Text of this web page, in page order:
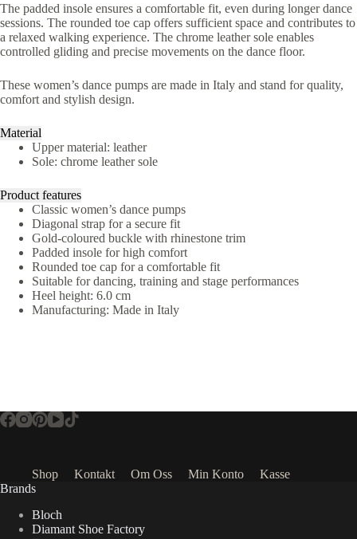
The padded insole ensures a comfortable fit, even during longer dance
sessions. The rounded toe cap offers sufficient space and contributes to
a relaxed walking experience. The chrome leather sole enables
controlled gliding and precise movements on the dance floor.
These women’s dance pumps are made in Italy and stand for quality,
comfort and stylish design.
Material
Upper material: leather
Sole: chrome leather sole
Product features
Classic women’s dance pumps
Diagonal strap for a secure fit
Gold-coloured buckle with rhinestone trim
Padded insole for high comfort
Rounded toe cap for a comfortable fit
Suitable for dancing, training and stage performances
Heel height: 6.0 cm
Manufacturing: Made in Italy
Shop Kontakt Om Oss Min Konto
Kasse
Brands
Bloch
Diamant Shoe Factory